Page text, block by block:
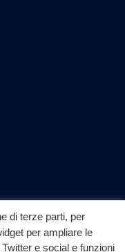
di terze parti, per
per ampliare le
e social e funzioni